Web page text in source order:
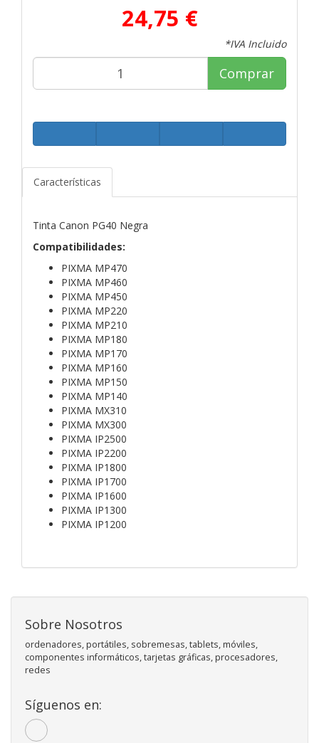
24,75 €
*IVA Incluido
Comprar
Características
Tinta Canon PG40 Negra
Compatibilidades:
PIXMA MP470
PIXMA MP460
PIXMA MP450
PIXMA MP220
PIXMA MP210
PIXMA MP180
PIXMA MP170
PIXMA MP160
PIXMA MP150
PIXMA MP140
PIXMA MX310
PIXMA MX300
PIXMA IP2500
PIXMA IP2200
PIXMA IP1800
PIXMA IP1700
PIXMA IP1600
PIXMA IP1300
PIXMA IP1200
Sobre Nosotros
ordenadores, portátiles, sobremesas, tablets, móviles,
componentes informáticos, tarjetas gráficas, procesadores,
redes
Síguenos en: